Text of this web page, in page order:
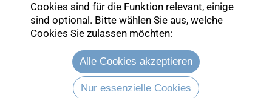
Login-Bereich
Cookies sind für die Funktion relevant, einige
sind optional. Bitte wählen Sie aus, welche
Cookies Sie zulassen möchten:
Alle Cookies akzeptieren
Nur essenzielle Cookies